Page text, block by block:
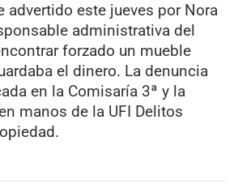
advertido este jueves por Nora
administrativa del
forzado un mueble
el dinero. La denuncia
en la Comisaría 3ª y la
manos de la UFI Delitos